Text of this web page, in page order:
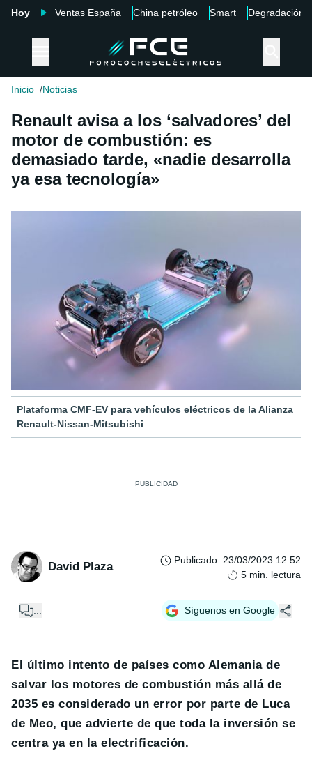
Hoy Ventas España China petróleo Smart Degradación
Inicio Noticias
Renault avisa a los ‘salvadores’ del
motor de combustión: es
demasiado tarde, «nadie desarrolla
ya esa tecnología»
Plataforma CMF-EV para vehículos eléctricos de la Alianza
Renault-Nissan-Mitsubishi
David Plaza Publicado: 23/03/2023 12:52
5 min. lectura
... Síguenos en Google
El último intento de países como Alemania de
salvar los motores de combustión más allá de
2035 es considerado un error por parte de Luca
de Meo, que advierte de que toda la inversión se
centra ya en la electrificación.